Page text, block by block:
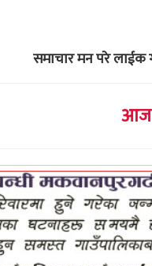
समाचार मन परे लाईक
आज